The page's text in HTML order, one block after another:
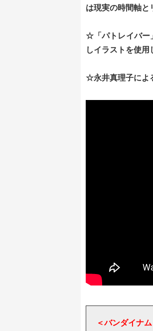
は現実の時間軸と
☆「パトレイバー
しイラストを使用
☆永井真理子によ
＜バンダイナ